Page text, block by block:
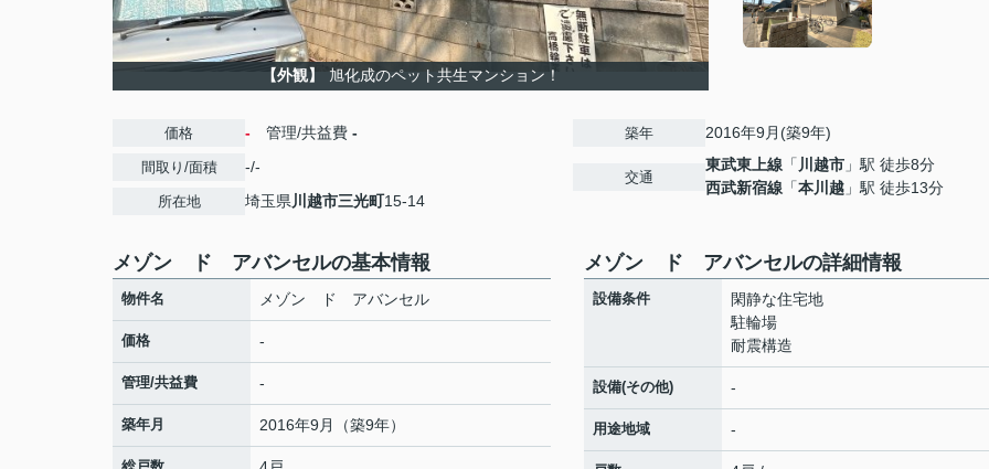
【外観】 旭化成のペット共生マンション！
価格 - 管理/共益費 -
間取り/面積 -/-
所在地 埼玉県川越市三光町15-14
築年 2016年9月(築9年)
交通
東武東上線 「 川越市 」駅 徒歩8分
西武新宿線 「本川越 」駅 徒歩13分
メゾン ド アバンセルの基本情報
物件名 メゾン ド アバンセル
価格 -
管理/共益費 -
築年月 2016年9月（築9年）
メゾン ド アバンセルの詳細情報
設備条件
閑静な住宅地
駐輪場
耐震構造
設備(その他) -
用途地域 -